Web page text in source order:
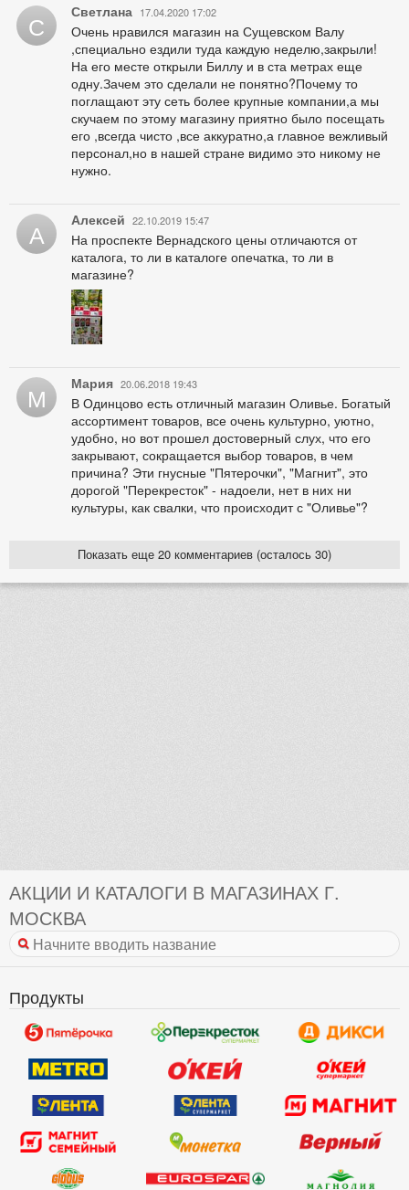
С Светлана 17.04.2020 17:02
Очень нравился магазин на Сущевском Валу
,специально ездили туда каждую неделю,закрыли!
На его месте открыли Биллу и в ста метрах еще
одну.Зачем это сделали не понятно?Почему то
поглащают эту сеть более крупные компании,а мы
скучаем по этому магазину приятно было посещать
его ,всегда чисто ,все аккуратно,а главное вежливый
персонал,но в нашей стране видимо это никому не
нужно.
А Алексей 22.10.2019 15:47
На проспекте Вернадского цены отличаются от
каталога, то ли в каталоге опечатка, то ли в
магазине?
М Мария 20.06.2018 19:43
В Одинцово есть отличный магазин Оливье. Богатый
ассортимент товаров, все очень культурно, уютно,
удобно, но вот прошел достоверный слух, что его
закрывают, сокращается выбор товаров, в чем
причина? Эти гнусные "Пятерочки", "Магнит", это
дорогой "Перекресток" - надоели, нет в них ни
культуры, как свалки, что происходит с "Оливье"?
Показать еще 20 комментариев (осталось 30)
АКЦИИ И КАТАЛОГИ В МАГАЗИНАХ Г.
МОСКВА
Продукты